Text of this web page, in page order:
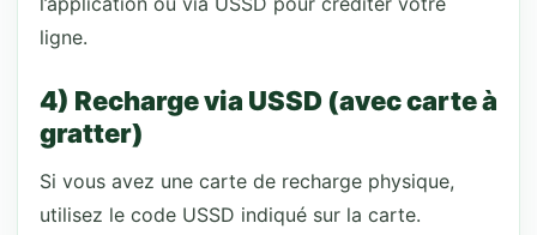
ligne.
4) Recharge via USSD (avec carte à
gratter)
Si vous avez une carte de recharge physique,
utilisez le code USSD indiqué sur la carte.